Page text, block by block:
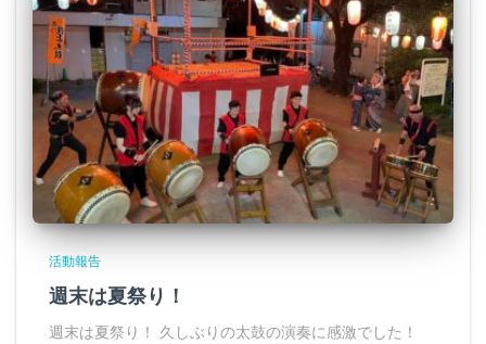
活動報告
週末は夏祭り！
週末は夏祭り！ 久しぶりの太鼓の演奏に感激でした！